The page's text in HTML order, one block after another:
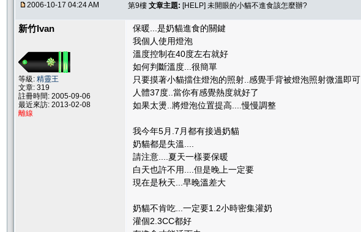
2006-10-17 04:24 AM 第9樓 文章主題: [HELP] 未開眼的小貓不進食該怎麼辦?
新竹Ivan
等級: 精靈王
文章: 319
註冊時間: 2005-09-06
最近來訪: 2013-02-08
離線
保暖...是奶貓進食的關鍵
我個人使用燈泡
溫度控制在40度左右就好
如何判斷溫度...很簡單
只要摸著小貓擋住燈泡的照射..感覺手背被燈泡照射微溫即可
人體37度..當你有感覺熱度就好了
如果太燙..將燈泡位置提高....慢慢調整
我今年5月.7月都有接過奶貓
奶貓都是失溫....
請注意....夏天一樣要保暖
白天也許不用....但是晚上一定要
現在是秋天...早晚溫差大
奶貓不肯吃...一定要1.2小時密集灌奶
灌個2.3CC都好